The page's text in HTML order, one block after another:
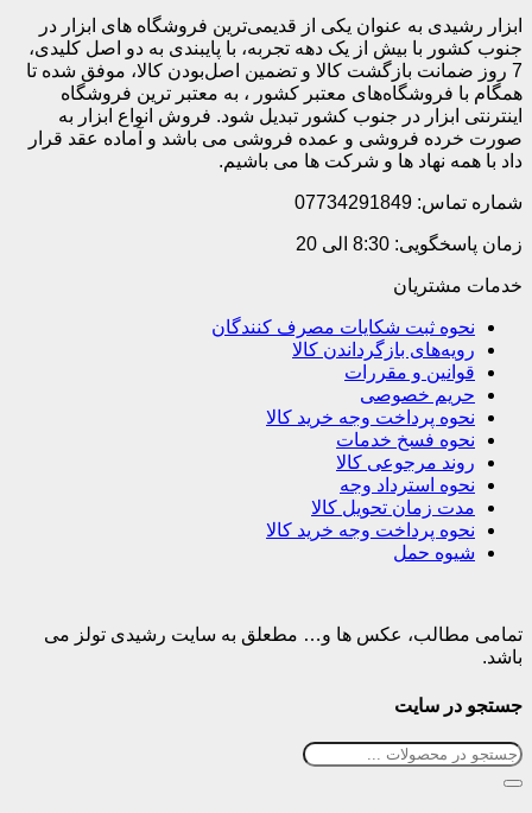
ابزار رشیدی به عنوان یکی از قدیمی‌ترین فروشگاه های ابزار در
جنوب کشور با بیش از یک دهه تجربه، با پایبندی به دو اصل کلیدی،
7 روز ضمانت بازگشت کالا و تضمین اصل‌بودن کالا، موفق شده تا
همگام با فروشگاه‌های معتبر کشور ، به معتبر ترین فروشگاه
اینترنتی ابزار در جنوب کشور تبدیل شود. فروش انواع ابزار به
صورت خرده فروشی و عمده فروشی می باشد و آماده عقد قرار
داد با همه نهاد ها و شرکت ها می باشیم.
شماره تماس: 07734291849
زمان پاسخگویی: 8:30 الی 20
خدمات مشتریان
نحوه ثبت شکایات مصرف کنندگان
رویه‌های بازگرداندن کالا
قوانین و مقررات
حریم خصوصی
نحوه پرداخت وجه خرید کالا
نحوه فسخ خدمات
روند مرجوعی کالا
نحوه استرداد وجه
مدت زمان تحویل کالا
نحوه پرداخت وجه خرید کالا
شیوه حمل
تمامی مطالب، عکس ها و… مطعلق به سایت رشیدی تولز می
باشد.
جستجو در سایت